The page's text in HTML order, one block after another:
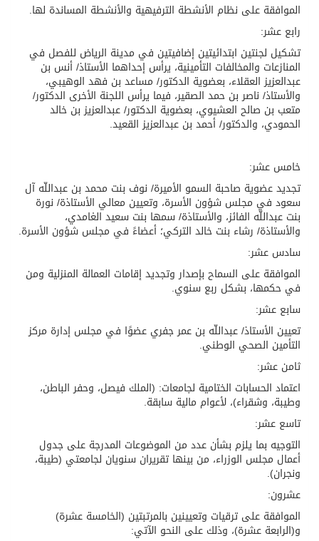
الموافقة على نظام الأنشطة الترفيهية والأنشطة المساندة لها.
رابع عشر:
تشكيل لجنتين ابتدائيتين إضافيتين في مدينة الرياض للفصل في
المنازعات والمخالفات التأمينية، يرأس إحداهما الأستاذ/ أنس بن
عبدالعزيز العقلاء، بعضوية الدكتور/ مساعد بن فهد الوهيبي،
والأستاذ/ ناصر بن حمد الصقير، فيما يرأس اللجنة الأخرى الدكتور/
متعب بن صالح العشيوي، بعضوية الدكتور/ عبدالعزيز بن خالد
الحمودي، والدكتور/ أحمد بن عبدالعزيز القعيد.
خامس عشر:
تجديد عضوية صاحبة السمو الأميرة/ نوف بنت محمد بن عبداللّه آل
سعود في مجلس شؤون الأسرة، وتعيين معالي الأستاذة/ نورة
بنت عبداللّه الفائز، والأستاذة/ سمها بنت سعيد الغامدي،
والأستاذة/ رشاء بنت خالد التركي؛ أعضاءً في مجلس شؤون الأسرة.
سادس عشر:
الموافقة على السماح بإصدار وتجديد إقامات العمالة المنزلية ومن
في حكمها، بشكل ربع سنوي.
سابع عشر:
تعيين الأستاذ/ عبداللّه بن عمر جفري عضوًا في مجلس إدارة مركز
التأمين الصحي الوطني.
ثامن عشر:
اعتماد الحسابات الختامية لجامعات: (الملك فيصل، وحفر الباطن،
وطيبة، وشقراء)، لأعوام مالية سابقة.
تاسع عشر:
التوجيه بما يلزم بشأن عدد من الموضوعات المدرجة على جدول
أعمال مجلس الوزراء، من بينها تقريران سنويان لجامعتي (طيبة،
ونجران).
عشرون:
الموافقة على ترقيات وتعيينين بالمرتبتين (الخامسة عشرة)
و(الرابعة عشرة)، وذلك على النحو الآتي: